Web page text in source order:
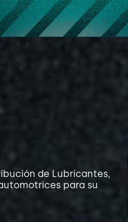
de Lubricantes,
para su